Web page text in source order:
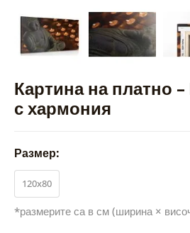
Картина на платно
с хармония
Размер:
120x80
*размерите са в см (ширина ×